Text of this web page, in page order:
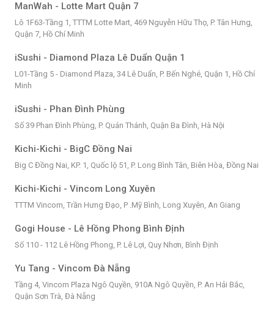
ManWah - Lotte Mart Quận 7
Lô 1F63-Tầng 1, TTTM Lotte Mart, 469 Nguyễn Hữu Thọ, P. Tân Hưng,
Quận 7, Hồ Chí Minh
iSushi - Diamond Plaza Lê Duẩn Quận 1
L01-Tầng 5 - Diamond Plaza, 34 Lê Duẩn, P. Bến Nghé, Quận 1, Hồ Chí
Minh
iSushi - Phan Đình Phùng
Số 39 Phan Đình Phùng, P. Quán Thánh, Quận Ba Đình, Hà Nội
Kichi-Kichi - BigC Đồng Nai
Big C Đồng Nai, KP. 1, Quốc lộ 51, P. Long Bình Tân, Biên Hòa, Đồng Nai
Kichi-Kichi - Vincom Long Xuyên
TTTM Vincom, Trần Hưng Đạo, P .Mỹ Bình, Long Xuyên, An Giang
Gogi House - Lê Hồng Phong Bình Định
Số 110 - 112 Lê Hồng Phong, P. Lê Lợi, Quy Nhơn, Bình Định
Yu Tang - Vincom Đà Nẵng
Tầng 4, Vincom Plaza Ngô Quyền, 910A Ngô Quyền, P. An Hải Bắc,
Quận Sơn Trà, Đà Nẵng